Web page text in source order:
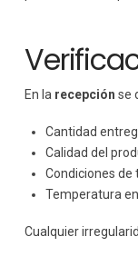
En la recepción se
Cantidad
Calidad del
Condiciones de
Temperatura
Cualquier